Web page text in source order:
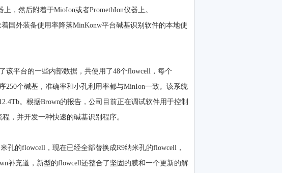
，然后附着于MioIon或者PromethIon仪器上。
国外装备使用率降落MinKonw平台碱基识别软件的本地使
该平台的一些内部数据，共使用了48个flowcell，每个
250个碱基，准确率和小孔利用率都与MinIon一致。该系统
。根据Brown的报告，公司目前正在调试软件用于控制
，并开发一种快速的碱基识别程序。
孔的flowcell，现在已经全部替换成R9纳米孔的flowcell，
补充道，新型的flowcell还整合了坚固的膜和一个更新的解